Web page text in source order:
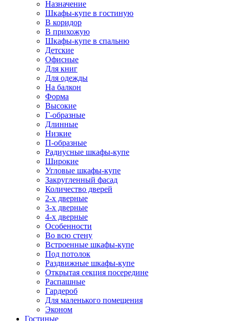
Назначение
Шкафы-купе в гостиную
В коридор
В прихожую
Шкафы-купе в спальню
Детские
Офисные
Для книг
Для одежды
На балкон
Форма
Высокие
Г-образные
Длинные
Низкие
П-образные
Радиусные шкафы-купе
Широкие
Угловые шкафы-купе
Закругленный фасад
Количество дверей
2-х дверные
3-х дверные
4-х дверные
Особенности
Во всю стену
Встроенные шкафы-купе
Под потолок
Раздвижные шкафы-купе
Открытая секция посередине
Распашные
Гардероб
Для маленького помещения
Эконом
Гостиные